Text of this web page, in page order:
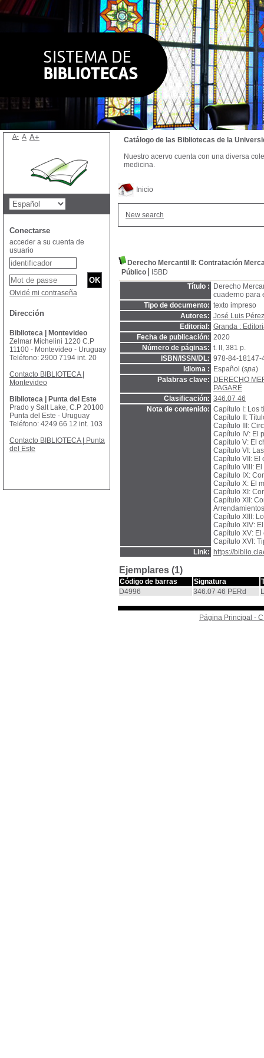
Inicio
New search
Derecho Mercantil II: Contratación
Público
ISBD
Título :
Derecho
cuaderno para
Tipo de documento: texto impreso
Autores: José Luis
Editorial: Granda :
Fecha de publicación: 2020
Número de páginas: t. II, 381 p.
ISBN/ISSN/DL: 978-84-18147-
Idioma :
Español (spa)
Palabras clave:
DERECHO
PAGARÉ
Clasificación: 346.07 46
Nota de contenido: Capítulo I: Los
Capítulo II:
Capítulo III:
Capítulo IV: El
Capítulo V: El
Capítulo VI:
Capítulo VII: El
Capítulo VIII:
Capítulo IX:
Capítulo X: El
Capítulo XI:
Capítulo XII:
Capítulo XIII:
Capítulo XIV:
Capítulo XV: El
Capítulo XVI:
Link:
https://
Ejemplares (1)
Código de barras Signatura
D4996
346.07 46 PERd
Página Principal -
Catálogo de las Bibliotecas de la
Nuestro acervo cuenta con una diversa
medicina.
A- A A+
Conectarse
acceder a su cuenta de
usuario
Olvidé mi contraseña
Dirección
Biblioteca | Montevideo
Zelmar Michelini 1220 C.P
11100 - Montevideo - Uruguay
Teléfono: 2900 7194 int. 20
Contacto BIBLIOTECA |
Montevideo
Biblioteca | Punta del Este
Prado y Salt Lake, C.P 20100
Punta del Este - Uruguay
Teléfono: 4249 66 12 int. 103
Contacto BIBLIOTECA | Punta
del Este